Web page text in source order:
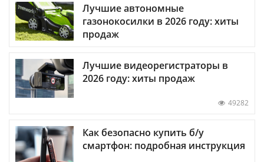
Лучшие автономные
газонокосилки в 2026 году: хиты
продаж
Лучшие видеорегистраторы в
2026 году: хиты продаж
49282
Как безопасно купить б/у
смартфон: подробная инструкция